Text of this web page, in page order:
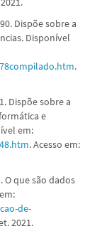
Dispõe sobre a
Disponível
.
Dispõe sobre a
e
em:
. Acesso em:
O que são dados
de-
2021.